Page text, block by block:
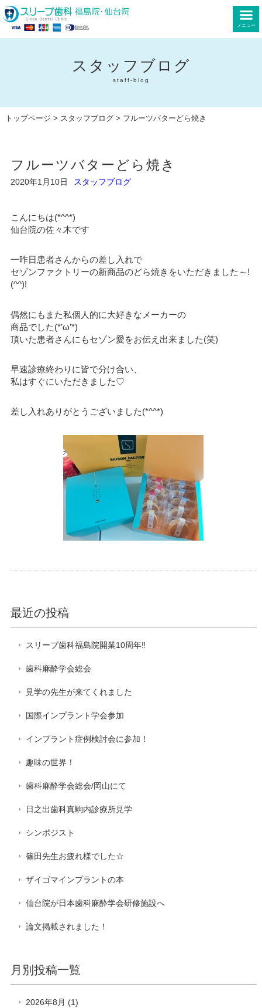
メニュー
スタッフブログ
staff-blog
トップページ > スタッフブログ> フルーツバターどら焼き
フルーツバターどら焼き
2020年1月10日 スタッフブログ
こんにちは(*^^*)
仙台院の佐々木です
一昨日患者さんからの差し入れで
セゾンファクトリーの新商品のどら焼きをいただきました～!
(^^)!
偶然にもまた私個人的に大好きなメーカーの
商品でした(*’ω’*)
頂いた患者さんにもセゾン愛をお伝え出来ました(笑)
早速診療終わりに皆で分け合い、
私はすぐにいただきました♡
差し入れありがとうございました(*^^*)
最近の投稿
スリープ歯科福島院開業10周年‼️
歯科麻酔学会総会
見学の先生が来てくれました
国際インプラント学会参加
インプラント症例検討会に参加！
趣味の世界！
歯科麻酔学会総会/岡山にて
日之出歯科真駒内診療所見学
シンポジスト
篠田先生お疲れ様でした☆
ザイゴマインプラントの本
仙台院が日本歯科麻酔学会研修施設へ
論文掲載されました！
月別投稿一覧
2026年8月 (1)